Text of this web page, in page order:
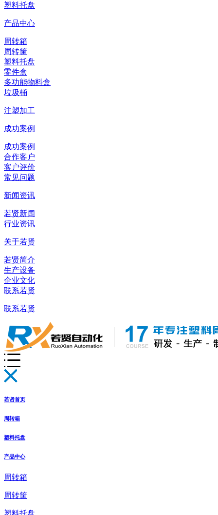
塑料托盘
产品中心
周转箱
周转筐
塑料托盘
零件盒
多功能物料盒
垃圾桶
注塑加工
成功案例
成功案例
合作客户
客户评价
常见问题
新闻资讯
若贤新闻
行业资讯
关于若贤
若贤简介
生产设备
企业文化
联系若贤
联系若贤
若贤首页
周转箱
塑料托盘
产品中心
周转箱
周转筐
塑料托盘